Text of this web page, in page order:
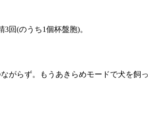
回(のうち1個杯盤胞)。
がらず。もうあきらめモードで犬を